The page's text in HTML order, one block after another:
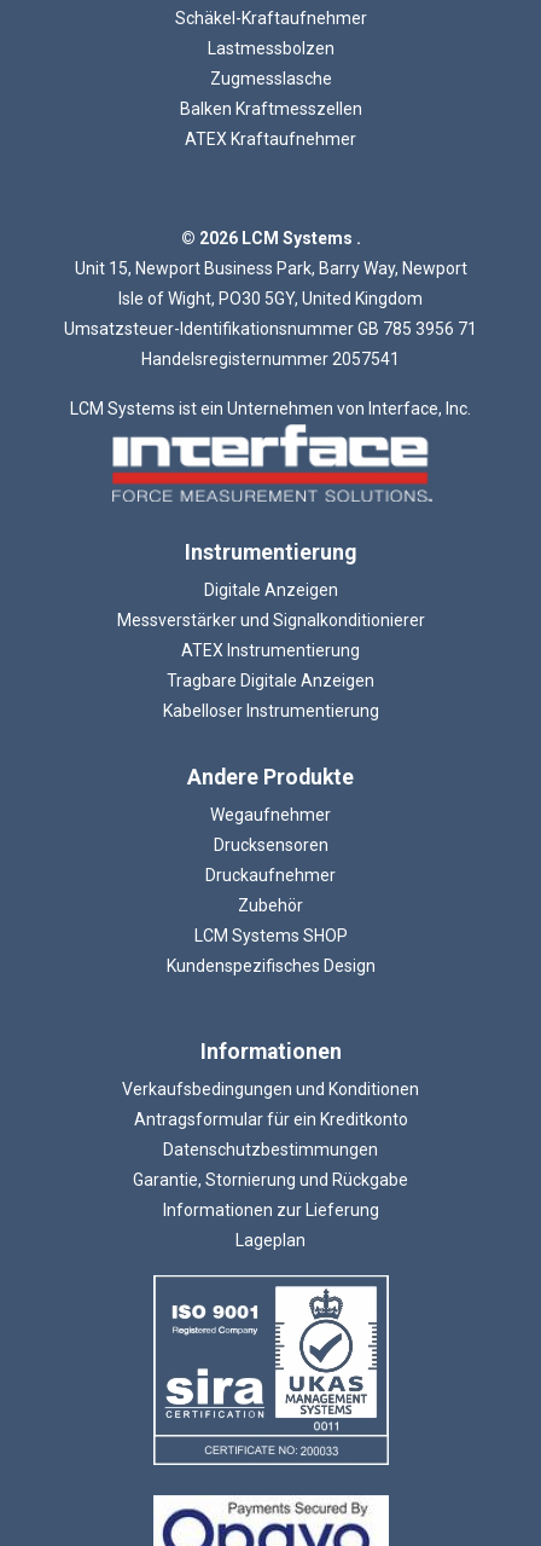
Laden...
Schäkel-Kraftaufnehmer
Lastmessbolzen
Zugmesslasche
Balken Kraftmesszellen
ATEX Kraftaufnehmer
© 2026 LCM Systems .
Unit 15, Newport Business Park, Barry Way, Newport
Isle of Wight, PO30 5GY, United Kingdom
Umsatzsteuer-Identifikationsnummer GB 785 3956 71
Handelsregisternummer 2057541
LCM Systems ist ein Unternehmen von Interface, Inc.
Instrumentierung
Digitale Anzeigen
Messverstärker und Signalkonditionierer
ATEX Instrumentierung
Tragbare Digitale Anzeigen
Kabelloser Instrumentierung
Andere Produkte
Wegaufnehmer
Drucksensoren
Druckaufnehmer
Zubehör
LCM Systems SHOP
Kundenspezifisches Design
Informationen
Verkaufsbedingungen und Konditionen
Antragsformular für ein Kreditkonto
Datenschutzbestimmungen
Garantie, Stornierung und Rückgabe
Informationen zur Lieferung
Lageplan